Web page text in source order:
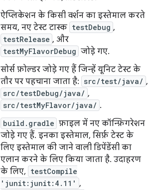
ऐप्लिकेशन के किसी वर्शन का इस्तेमाल करते
समय, नए टेस्ट टास्क testDebug ,
testRelease , और
testMyFlavorDebug जोड़े गए.
सोर्स फ़ोल्डर जोड़े गए हैं जिन्हें यूनिट टेस्ट के
तौर पर पहचाना जाता है: src/test/java/ ,
src/testDebug/java/ ,
src/testMyFlavor/java/ .
build.gradle फ़ाइल में नए कॉन्फ़िगरेशन
जोड़े गए हैं. इनका इस्तेमाल, सिर्फ़ टेस्ट के
लिए इस्तेमाल की जाने वाली डिपेंडेंसी का
एलान करने के लिए किया जाता है. उदाहरण
के लिए, testCompile
'junit:junit:4.11' ,